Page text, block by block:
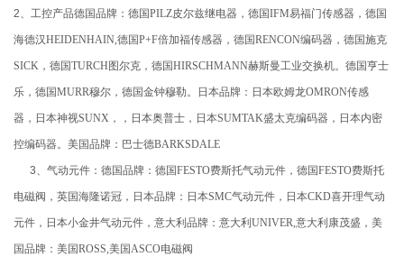
2、工控产品德国品牌：德国PILZ皮尔兹继电器，德国IFM易福门传感器，德国
海德汉HEIDENHAIN,德国P+F倍加福传感器，德国RENCON编码器，德国施克
SICK ，德国TURCH图尔克，德国HIRSCHMANN赫斯曼工业交换机。德国亨士
乐，德国MURR穆尔，德国金钟穆勒。日本品牌：日本欧姆龙OMRON传感
器，日本神视SUNX ，，日本奥普士，日本SUMTAK盛太克编码器，日本内密
控编码器。美国品牌：巴士德BARKSDALE
3、气动元件：德国品牌：德国FESTO费斯托气动元件，德国FESTO费斯托
电磁阀，英国海隆诺冠，日本品牌：日本SMC气动元件，日本CKD喜开理气动
元件，日本小金井气动元件，意大利品牌：意大利UNIVER,意大利康茂盛，美
国品牌：美国ROSS,美国ASCO电磁阀